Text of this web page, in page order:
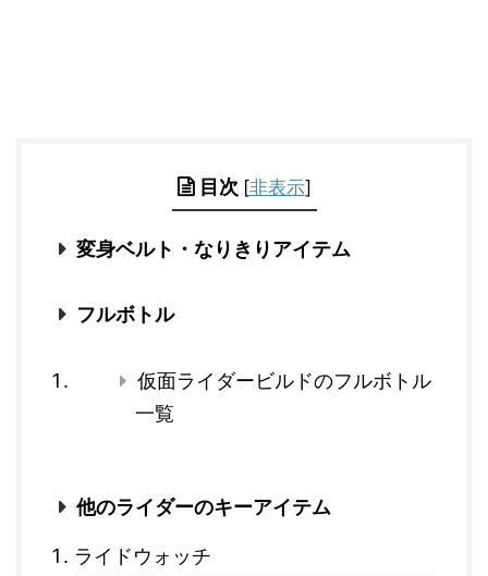
目次 [非表示]
変身ベルト・なりきりアイテム
フルボトル
仮面ライダービルドのフルボトル
一覧
他のライダーのキーアイテム
ライドウォッチ